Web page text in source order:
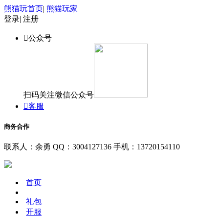
熊猫玩首页| 熊猫玩家
登录| 注册
公众号
扫码关注微信公众号
客服
商务合作
联系人：余勇 QQ：3004127136 手机：13720154110
首页
礼包
开服